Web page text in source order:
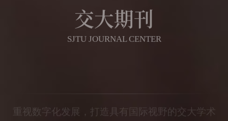
SJTU JOURNAL CENTER
群布局